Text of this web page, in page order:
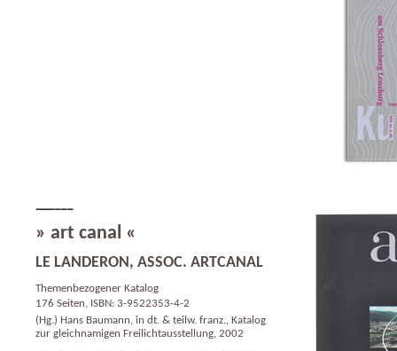
» art canal «
LE LANDERON, ASSOC. ARTCANAL
Themenbezogener Katalog
176 Seiten, ISBN: 3-9522353-4-2
(Hg.) Hans Baumann, in dt. & teilw. franz., Katalog
zur gleichnamigen Freilichtausstellung, 2002